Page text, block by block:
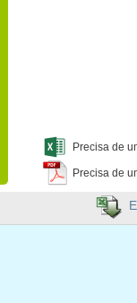
Precisa de
Precisa de